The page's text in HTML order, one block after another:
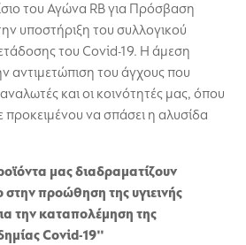
του Αγώνα RB για Πρόσβαση
υποστήριξη του συλλογικού
του Covid-19. Η άμεση
αντιμετώπιση του άγχους που
και οι κοινότητές μας, όπου
να σπάσει η αλυσίδα
μας διαδραματίζουν
προώθηση της υγιεινής
την καταπολέμηση της
Covid-19"